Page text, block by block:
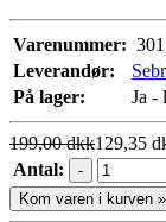
Varenummer:
Leverandør:
På lager:
Ja -
199,00 dkk129,35
Antal:
-
Kom varen i kurven »